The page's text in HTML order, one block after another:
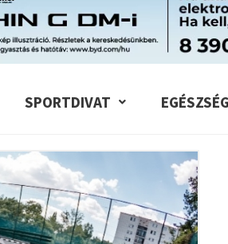
SPORTDIVAT EGÉSZSÉG